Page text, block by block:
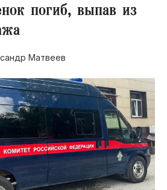
краепогиб, выпав из
Матвеев